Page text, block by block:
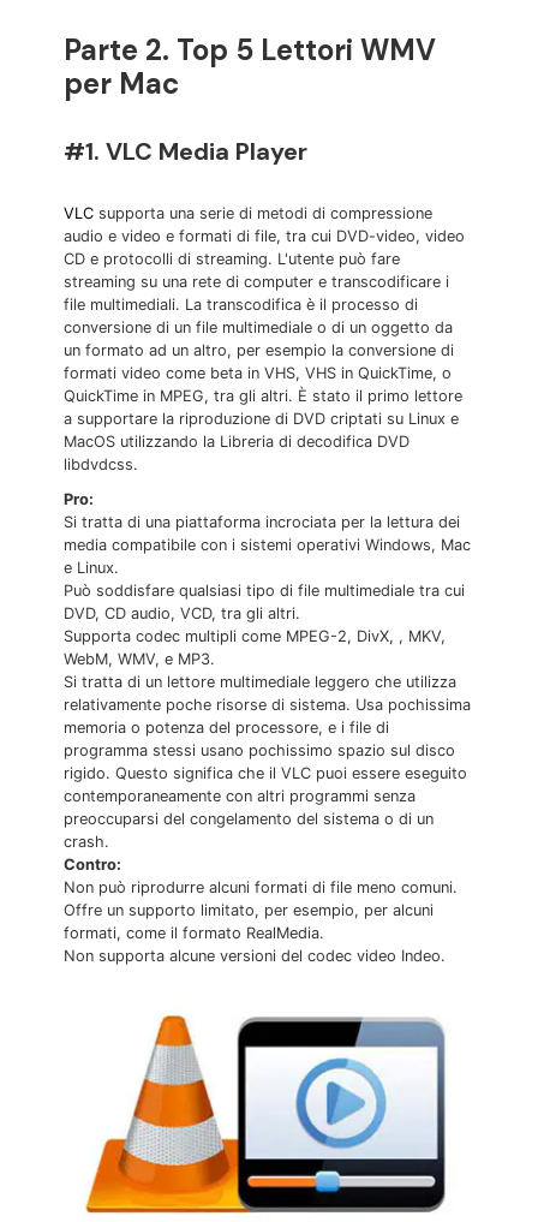
Parte 2. Top 5 Lettori WMV
per Mac
#1. VLC Media Player
VLC supporta una serie di metodi di compressione
audio e video e formati di file, tra cui DVD-video, video
CD e protocolli di streaming. L'utente può fare
streaming su una rete di computer e transcodificare i
file multimediali. La transcodifica è il processo di
conversione di un file multimediale o di un oggetto da
un formato ad un altro, per esempio la conversione di
formati video come beta in VHS, VHS in QuickTime, o
QuickTime in MPEG, tra gli altri. È stato il primo lettore
a supportare la riproduzione di DVD criptati su Linux e
MacOS utilizzando la Libreria di decodifica DVD
libdvdcss.
Pro:
Si tratta di una piattaforma incrociata per la lettura dei
media compatibile con i sistemi operativi Windows, Mac
e Linux.
Può soddisfare qualsiasi tipo di file multimediale tra cui
DVD, CD audio, VCD, tra gli altri.
Supporta codec multipli come MPEG-2, DivX, , MKV,
WebM, WMV, e MP3.
Si tratta di un lettore multimediale leggero che utilizza
relativamente poche risorse di sistema. Usa pochissima
memoria o potenza del processore, e i file di
programma stessi usano pochissimo spazio sul disco
rigido. Questo significa che il VLC puoi essere eseguito
contemporaneamente con altri programmi senza
preoccuparsi del congelamento del sistema o di un
crash.
Contro:
Non può riprodurre alcuni formati di file meno comuni.
Offre un supporto limitato, per esempio, per alcuni
formati, come il formato RealMedia.
Non supporta alcune versioni del codec video Indeo.